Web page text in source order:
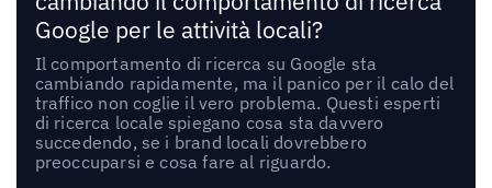
Google per le attività locali?
Il comportamento di ricerca su Google sta
cambiando rapidamente, ma il panico per il calo del
traffico non coglie il vero problema. Questi esperti
di ricerca locale spiegano cosa sta davvero
succedendo, se i brand locali dovrebbero
preoccuparsi e cosa fare al riguardo.